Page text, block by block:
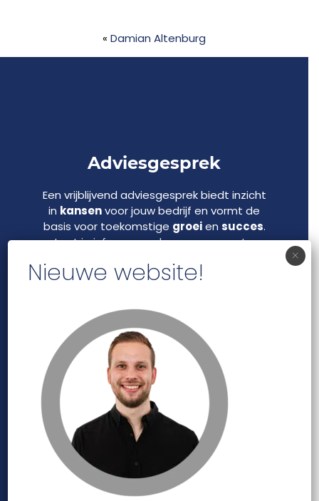
« Damian Altenburg
Adviesgesprek
Een vrijblijvend adviesgesprek biedt inzicht
in kansenvoor jouw bedrijf en vormt de
basis voor toekomstige groeien succes.
Laat je informeren door onze experts.
Snel naar:
Home
Website maken
Website onderhouden
Website verhuizen
Cases
Over ons
Webdesign blogs
Contact
Offerte aanvragen
Nieuwe website!
×